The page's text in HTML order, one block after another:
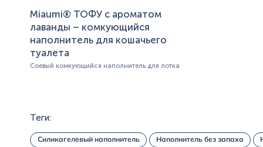
Miaumi® ТОФУ с ароматом
лаванды – комкующийся
наполнитель для кошачьего
туалета
Соевый комкующийся наполнитель для лотка
Теги:
Силикагелевый наполнитель Наполнитель без запаха